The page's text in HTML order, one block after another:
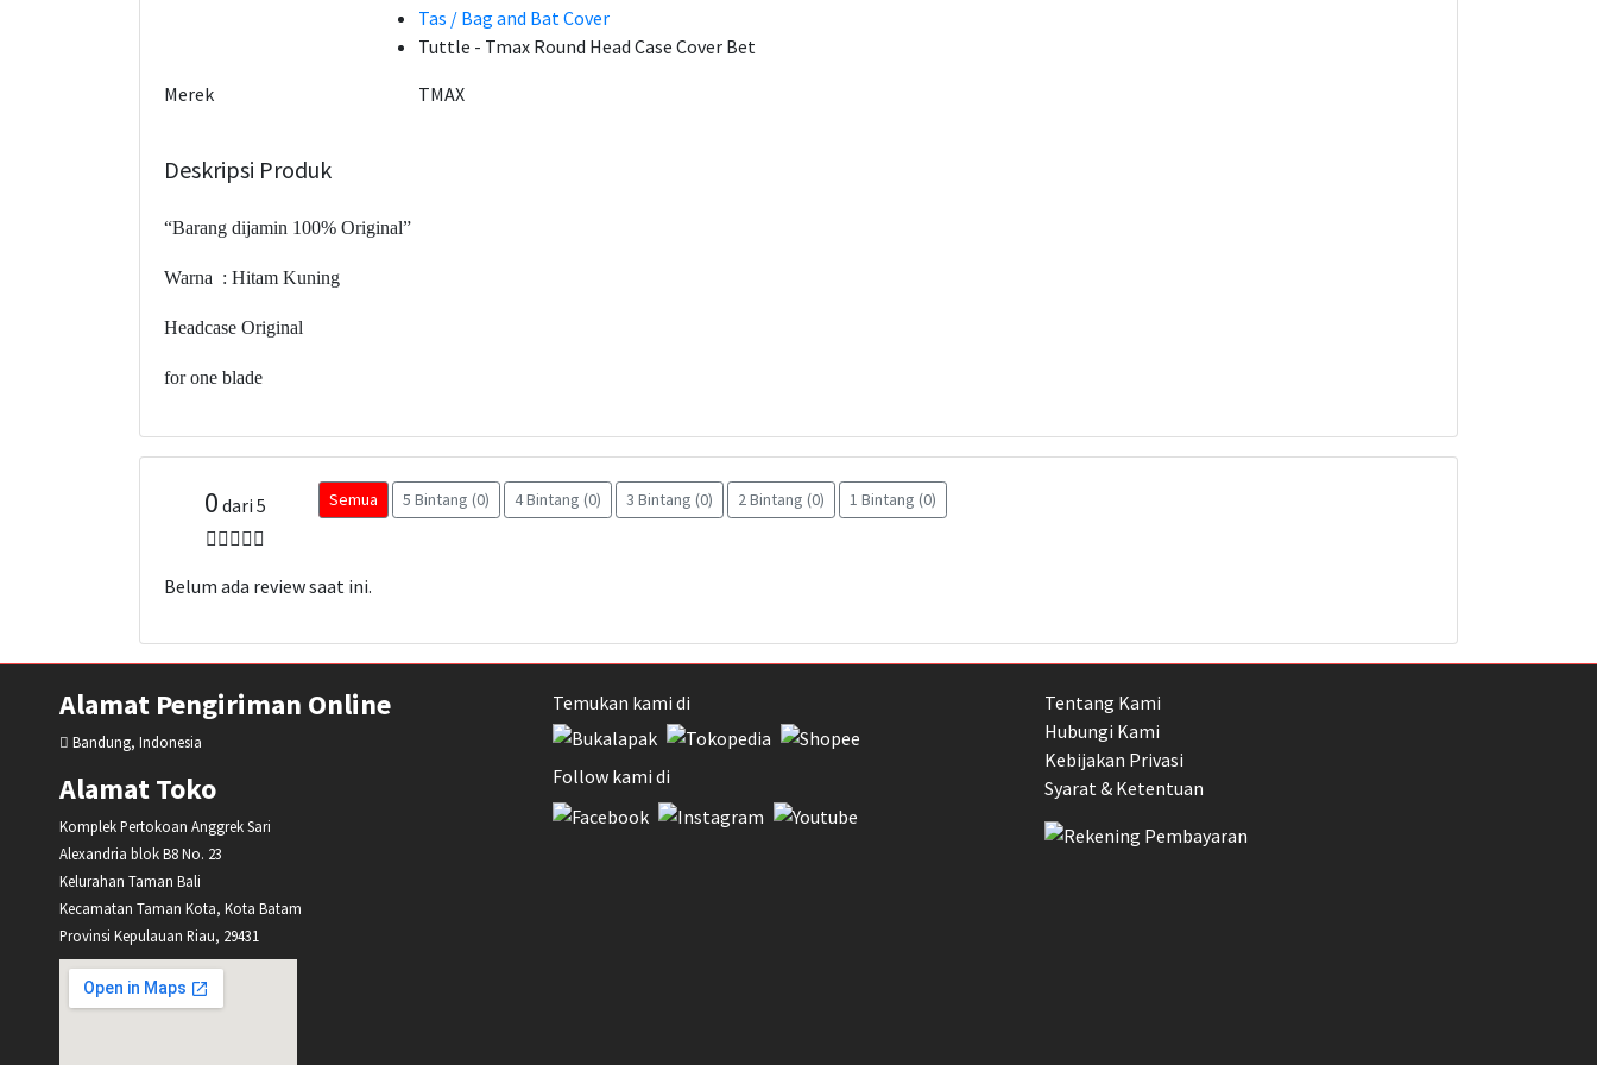
Tas / Bag and Bat Cover
Tuttle - Tmax Round Head Case Cover Bet
Merek
TMAX
Deskripsi Produk
“Barang dijamin 100% Original”
Warna : Hitam Kuning
Headcase Original
for one blade
0 dari 5 Semua 5 Bintang (0) 4 Bintang (0) 3 Bintang (0) 2 Bintang (0) 1 Bintang (0)
Belum ada review saat ini.
Alamat Pengiriman Online
Bandung, Indonesia
Alamat Toko
Komplek Pertokoan Anggrek Sari
Alexandria blok B8 No. 23
Kelurahan Taman Bali
Kecamatan Taman Kota, Kota Batam
Provinsi Kepulauan Riau, 29431
Temukan kami di
Follow kami di
Tentang Kami
Hubungi Kami
Kebijakan Privasi
Syarat & Ketentuan